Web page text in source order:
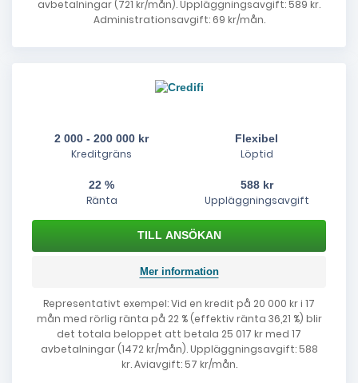
avbetalningar (721 kr/mån). Uppläggningsavgift: 589 kr.
Administrationsavgift: 69 kr/mån.
2 000 - 200 000 kr
Kreditgräns
Flexibel
Löptid
22 %
Ränta
588 kr
Uppläggningsavgift
Mer information
Representativt exempel: Vid en kredit på 20 000 kr i 17
mån med rörlig ränta på 22 % (effektiv ränta 36,21 %) blir
det totala beloppet att betala 25 017 kr med 17
avbetalningar (1472 kr/mån). Uppläggningsavgift: 588
kr. Aviavgift: 57 kr/mån.